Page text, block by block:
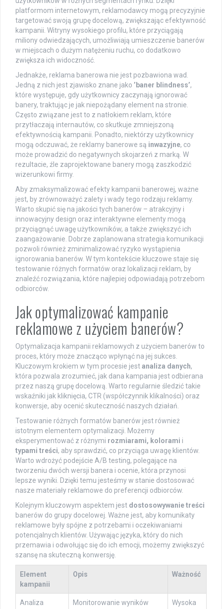
platformom internetowym, reklamodawcy mogą precyzyjnie
targetować swoją grupę docelową, zwiększając efektywność
kampanii. Witryny wysokiego profilu, które przyciągają
miliony odwiedzających, umożliwiają umieszczenie banerów
w miejscach o dużym natężeniu ruchu, co dodatkowo
zwiększa ich widoczność.
Jednakże, reklama banerowa nie jest pozbawiona wad.
Jedną z nich jest zjawisko znane jako ’baner blindness’,
które występuje, gdy użytkownicy zaczynają ignorować
banery, traktując je jak niepożądany element na stronie.
Często związane jest to z natłokiem reklam, które
przytłaczają internautów, co skutkuje zmniejszoną
efektywnością kampanii. Ponadto, niektórzy użytkownicy
mogą odczuwać, że reklamy banerowe są inwazyjne, co
może prowadzić do negatywnych skojarzeń z marką. W
rezultacie, źle zaprojektowane banery mogą zaszkodzić
wizerunkowi firmy.
Aby zmaksymalizować efekty kampanii banerowej, ważne
jest, by zrównoważyć zalety i wady tego rodzaju reklamy.
Warto skupić się na jakości tych banerów – atrakcyjny i
innowacyjny design oraz interaktywne elementy mogą
przyciągnąć uwagę użytkowników, a także zwiększyć ich
zaangażowanie. Dobrze zaplanowana strategia komunikacji
pozwoli również zminimalizować ryzyko wystąpienia
ignorowania banerów. W tym kontekście kluczowe staje się
testowanie różnych formatów oraz lokalizacji reklam, by
znaleźć rozwiązania, które najlepiej odpowiadają potrzebom
odbiorców.
Jak optymalizować kampanie
reklamowe z użyciem banerów?
Optymalizacja kampanii reklamowych z użyciem banerów to
proces, który może znacząco wpłynąć na jej sukces.
Kluczowym krokiem w tym procesie jestanaliza danych,
która pozwala zrozumieć, jak dana kampania jest odbierana
przez naszą grupę docelową. Warto regularnie śledzić takie
wskaźniki jak kliknięcia, CTR (współczynnik klikalności) oraz
konwersje, aby ocenić skuteczność naszych działań.
Testowanie różnych formatów banerów jest również
istotnym elementem optymalizacji. Możemy
eksperymentować z różnymi rozmiarami, kolorami i
typami treści, aby sprawdzić, co przyciąga uwagę klientów.
Warto wdrożyć podejście A/B testing, polegające na
tworzeniu dwóch wersji banera i ocenie, która przynosi
lepsze wyniki. Dzięki temu jesteśmy w stanie dostosować
nasze materiały reklamowe do preferencji odbiorców.
Kolejnym kluczowym aspektem jest dostosowywanie treści
banerów do grupy docelowej. Ważne jest, aby komunikaty
reklamowe były spójne z potrzebami i oczekiwaniami
potencjalnych klientów. Używając języka, który do nich
przemawia i odwołując się do ich emocji, możemy zwiększyć
szansę na skuteczną konwersję.
Element
kampanii
Opis Ważność
Analiza
Monitorowanie wyników
Wysoka